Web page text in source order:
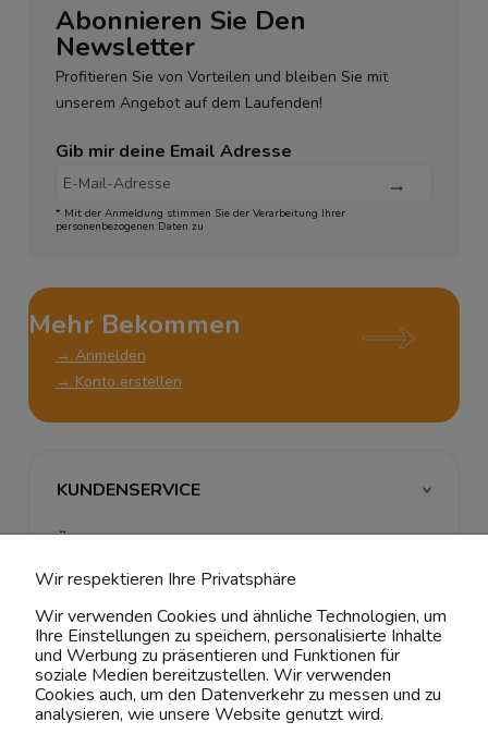
Abonnieren Sie Den
Newsletter
Profitieren Sie von Vorteilen und bleiben Sie mit
unserem Angebot auf dem Laufenden!
Gib mir deine Email Adresse
* Mit der Anmeldung stimmen Sie der Verarbeitung Ihrer
personenbezogenen Daten zu
Mehr Bekommen
→ Anmelden
→ Konto erstellen
KUNDENSERVICE
ÜBER UNS & RECHTLICHES
MEIN ACCOUNT
BELIEBTE KATEGORIEN
Wir respektieren Ihre Privatsphäre
Wir verwenden Cookies und ähnliche Technologien, um
Ihre Einstellungen zu speichern, personalisierte Inhalte
und Werbung zu präsentieren und Funktionen für
soziale Medien bereitzustellen. Wir verwenden
Cookies auch, um den Datenverkehr zu messen und zu
analysieren, wie unsere Website genutzt wird.